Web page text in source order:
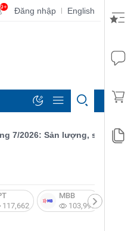
9+ Đăng nhập | English
Sản lượng, số lượng
117,662
MBB
103,997